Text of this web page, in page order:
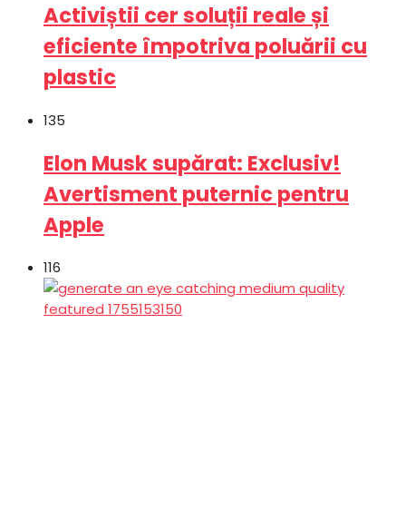
Activiștii cer soluții reale și
eficiente împotriva poluării cu
plastic
135
Elon Musk supărat: Exclusiv!
Avertisment puternic pentru
Apple
116